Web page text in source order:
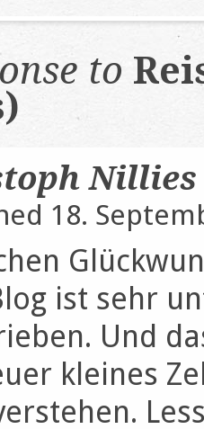
to
Nillies
18.
ist sehr
Und
kleines